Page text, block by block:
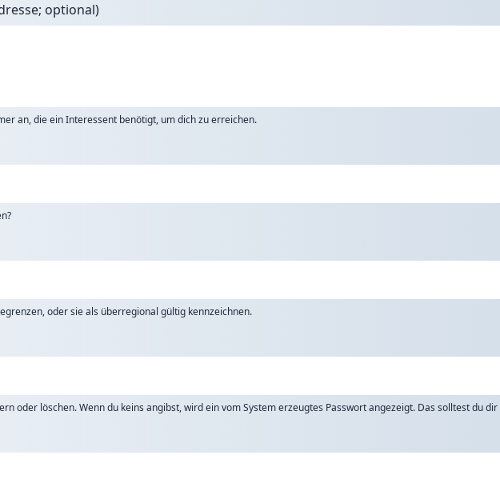
optional)
an, die ein Interessent benötigt, um dich zu erreichen.
oder sie als überregional gültig kennzeichnen.
oder löschen. Wenn du keins angibst, wird ein vom System erzeugtes Passwort angezeigt. Das solltest du